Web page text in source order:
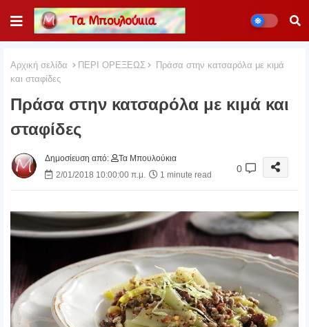
Αρχική σελίδα ΠΕΡΙ ΟΡΕΞΕΩΣ
Πράσα στην κατσαρόλα με κιμά
και σταφίδες
Πράσα στην κατσαρόλα με κιμά και
σταφίδες
Δημοσίευση από:
Τα Μπουλούκια
2/01/2018 10:00:00 π.μ.
1 minute read
0